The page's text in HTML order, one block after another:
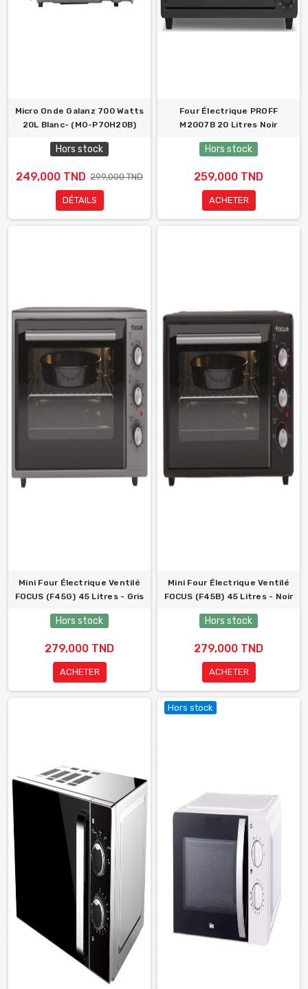
Micro Onde Galanz 700 Watts
20L Blanc- (MO-P70H20B)
Hors stock
249,000 TND 299,000 TND
DÉTAILS
Four Électrique PROFF
M2007B 20 Litres Noir
Hors stock
259,000 TND
ACHETER
Mini Four Électrique Ventilé
FOCUS (F45G) 45 Litres - Gris
Hors stock
279,000 TND
ACHETER
Mini Four Électrique Ventilé
FOCUS (F45B) 45 Litres - Noir
Hors stock
279,000 TND
ACHETER
Hors stock